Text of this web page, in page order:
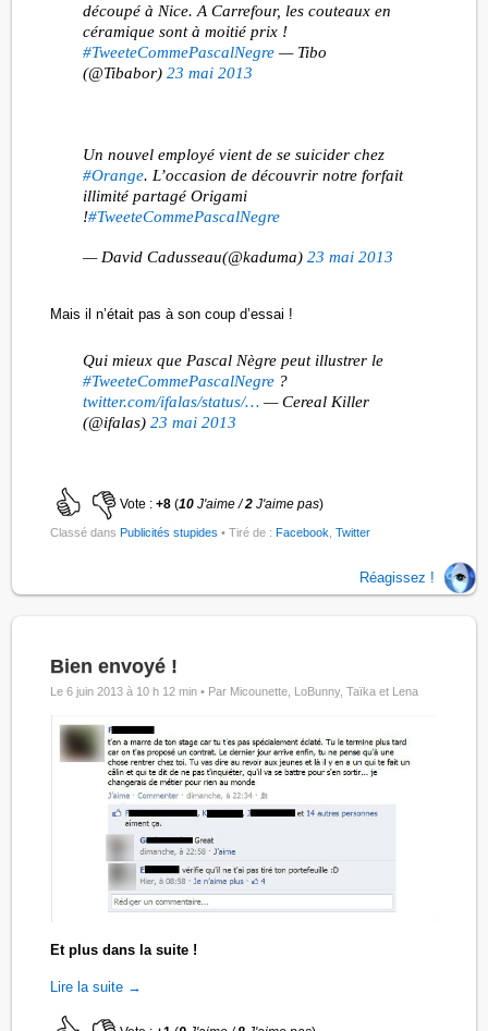
découpé à Nice. A Carrefour, les couteaux en
céramique sont à moitié prix !
#TweeteCommePascalNegre — Tibo
(@Tibabor)23 mai 2013
Un nouvel employé vient de se suicider chez
#Orange. L’occasion de découvrir notre forfait
illimité partagé Origami
!#TweeteCommePascalNegre
— David Cadusseau(@kaduma)23 mai 2013
Mais il n’était pas à son coup d’essai !
Qui mieux que Pascal Nègre peut illustrer le
#TweeteCommePascalNegre ?
twitter.com/ifalas/status/… — Cereal Killer
(@ifalas)23 mai 2013
Vote :+8 (10J'aime /2 J'aime pas)
Classé dansPublicités stupides • Tiré de :Facebook ,Twitter
Réagissez !
Bien envoyé !
Le 6 juin 2013 à 10 h 12 min • Par Micounette, LoBunny, Taïka et Lena
Et plus dans la suite !
Lire la suite →